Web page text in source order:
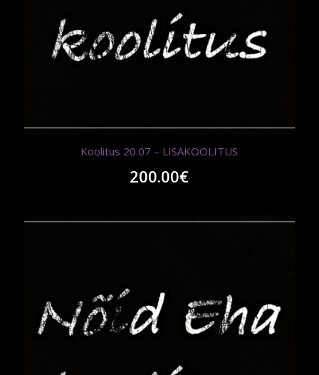
Koolitus 20.07 – LISAKOOLITUS
200.00€